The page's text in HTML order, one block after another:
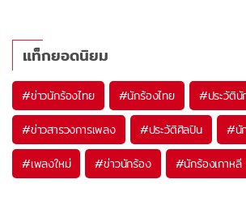
แท็กยอดนิยม
#ข่าวนักร้องไทย #นักร้องไทย #ประวัติ
#ข่าวสารวงการเพลง #ประวัติศิลปิน #นั
#เพลงใหม่ #ข่าวนักร้อง #นักร้องเกาหลี